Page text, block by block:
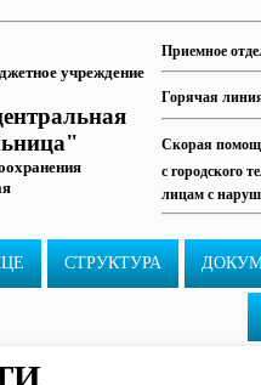
учреждение
Приемное
Горячая
Скорая
с городского
лицам с
СТРУКТУРА